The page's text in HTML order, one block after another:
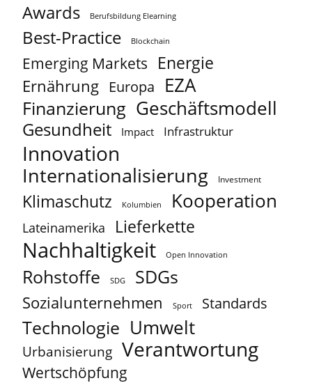
Awards Berufsbildung Elearning
Best-Practice Blockchain
Emerging Markets Energie
Ernährung Europa EZA
Finanzierung Geschäftsmodell
Gesundheit Impact Infrastruktur
Innovation
Internationalisierung Investment
Klimaschutz Kolumbien Kooperation
Lateinamerika Lieferkette
Nachhaltigkeit Open Innovation
Rohstoffe SDG SDGs
Sozialunternehmen Sport Standards
Technologie Umwelt
Urbanisierung Verantwortung
Wertschöpfung